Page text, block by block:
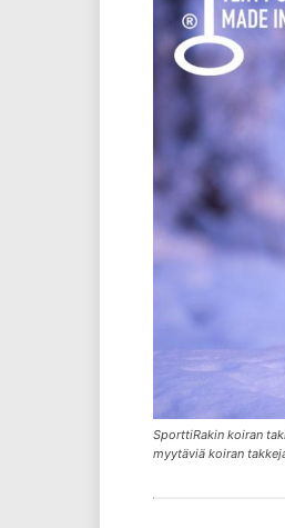
SporttiRakin koiran
myytäviä koiran